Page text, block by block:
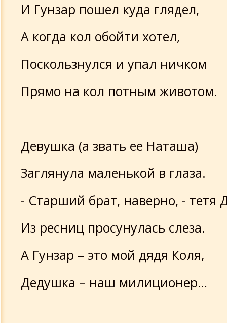
И Гунзар пошел куда глядел,
А когда кол обойти хотел,
Поскользнулся и упал ничком
Прямо на кол потным животом.
Девушка (а звать ее Наташа)
Заглянула маленькой в глаза.
- Старший брат, наверно, - тетя
Из ресниц просунулась слеза.
А Гунзар – это мой дядя Коля,
Дедушка – наш милиционер…